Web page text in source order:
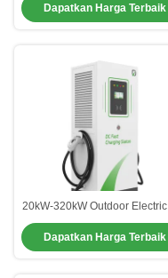
pengisian listrik rumah DC
Dapatkan Harga Terbaik
20kW-320kW Outdoor Electric
Charger Dengan Warna
Dapat Dikustomisasi
Dapatkan Harga Terbaik